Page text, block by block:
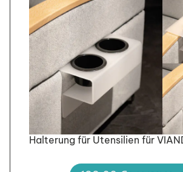
Halterung für Utensilien für